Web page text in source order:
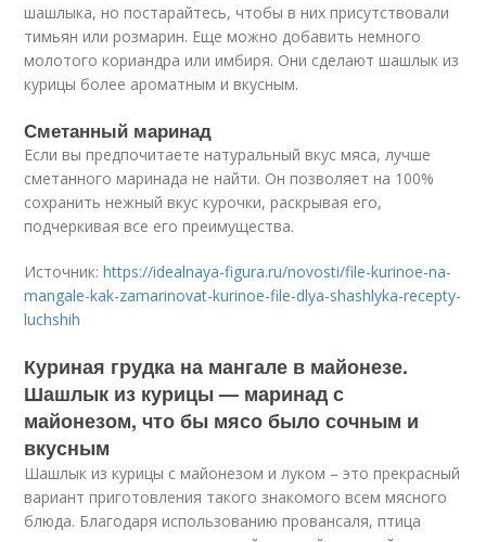
шашлыка, но постарайтесь, чтобы в них присутствовали
тимьян или розмарин. Еще можно добавить немного
молотого кориандра или имбиря. Они сделают шашлык из
курицы более ароматным и вкусным.
Сметанный маринад
Если вы предпочитаете натуральный вкус мяса, лучше
сметанного маринада не найти. Он позволяет на 100%
сохранить нежный вкус курочки, раскрывая его,
подчеркивая все его преимущества.
Источник:https://idealnaya-figura.ru/novosti/file-kurinoe-na-
mangale-kak-zamarinovat-kurinoe-file-dlya-shashlyka-recepty-
luchshih
Куриная грудка на мангале в майонезе.
Шашлык из курицы — маринад с
майонезом, что бы мясо было сочным и
вкусным
Шашлык из курицы с майонезом и луком – это прекрасный
вариант приготовления такого знакомого всем мясного
блюда. Благодаря использованию провансаля, птица